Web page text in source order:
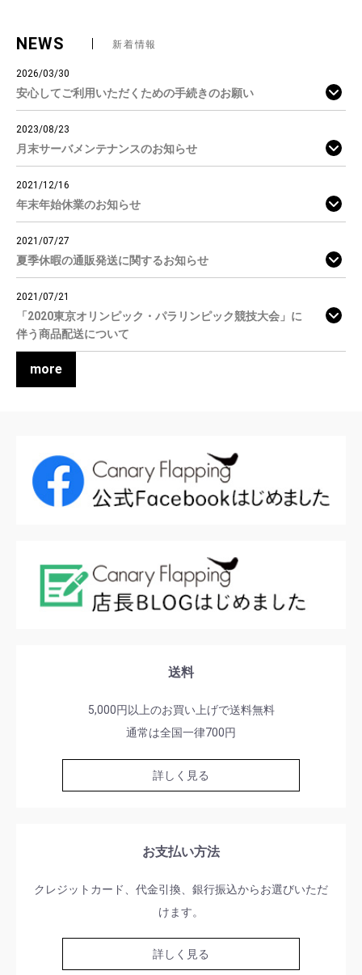
NEWS 新着情報
2026/03/30
安心してご利用いただくための手続きのお願い
2023/08/23
月末サーバメンテナンスのお知らせ
2021/12/16
年末年始休業のお知らせ
2021/07/27
夏季休暇の通販発送に関するお知らせ
2021/07/21
「2020東京オリンピック・パラリンピック競技大会」に
伴う商品配送について
more
送料
5,000円以上のお買い上げで送料無料
通常は全国一律700円
詳しく見る
お支払い方法
クレジットカード、代金引換、銀行振込からお選びいただ
けます。
詳しく見る